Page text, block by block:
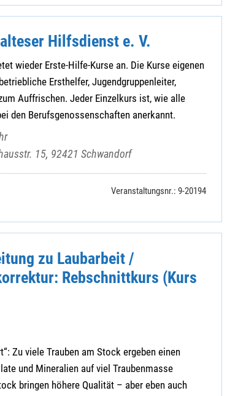
Hilfsdienst e. V.
wieder Erste-Hilfe-Kurse an. Die Kurse eigenen
Ersthelfer, Jugendgruppenleiter,
Auffrischen. Jeder Einzelkurs ist, wie alle
den Berufsgenossenschaften anerkannt.
15, 92421 Schwandorf
Veranstaltungsnr.: 9-20194
zu Laubarbeit /
Rebschnittkurs (Kurs
Zu viele Trauben am Stock ergeben einen
und Mineralien auf viel Traubenmasse
bringen höhere Qualität – aber eben auch